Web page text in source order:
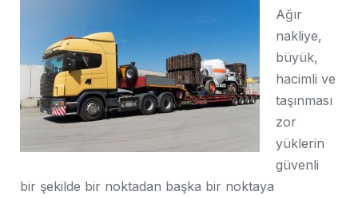
Ağır
nakliye,
büyük,
hacimli ve
taşınması
zor
yüklerin
güvenli
bir şekilde bir noktadan başka bir noktaya